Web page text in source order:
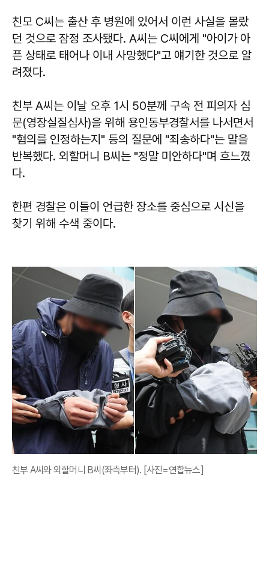
친모 C씨는 출산 후 병원에 있어서 이런 사실을 몰랐
던 것으로 잠정 조사됐다. A씨는 C씨에게 "아이가 아
픈 상태로 태어나 이내 사망했다"고 얘기한 것으로 알
려졌다.
친부 A씨는 이날 오후 1시 50분께 구속 전 피의자 심
문(영장실질심사)을 위해 용인동부경찰서를 나서면서
"혐의를 인정하는지" 등의 질문에 "죄송하다"는 말을
반복했다. 외할머니 B씨는 "정말 미안하다"며 흐느꼈
다.
한편 경찰은 이들이 언급한 장소를 중심으로 시신을
찾기 위해 수색 중이다.
친부 A씨와 외할머니 B씨(좌측부터). [사진=연합뉴스]